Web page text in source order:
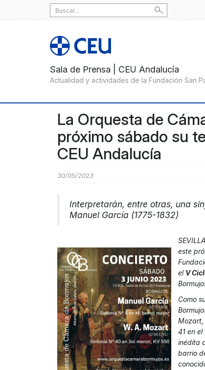
Search
for:
La Orquesta de
próximo sábado su
CEU Andalucía
30/05/2023
Interpretarán, entre otras, una
Manuel García (1775-1832)
este
el V
Como
Mozart,
41 en
inédita
barrio